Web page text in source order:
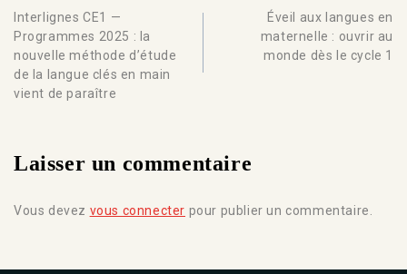
Interlignes CE1 —
Programmes 2025 : la
nouvelle méthode d’étude
de la langue clés en main
vient de paraître
Éveil aux langues en
maternelle : ouvrir au
monde dès le cycle 1
Laisser un commentaire
Vous devez vous connecter pour publier un commentaire.